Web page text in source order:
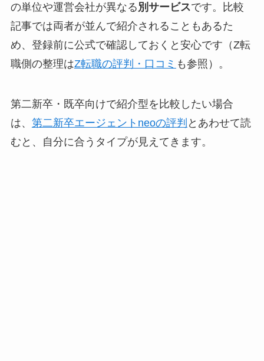
の単位や運営会社が異なる 別サービスです。比較
記事では両者が並んで紹介されることもあるた
め、登録前に公式で確認しておくと安心です（Z転
職側の整理はZ転職の評判・口コミ も参照）。
第二新卒・既卒向けで紹介型を比較したい場合
は、 第二新卒エージェントneoの評判 とあわせて読
むと、自分に合うタイプが見えてきます。